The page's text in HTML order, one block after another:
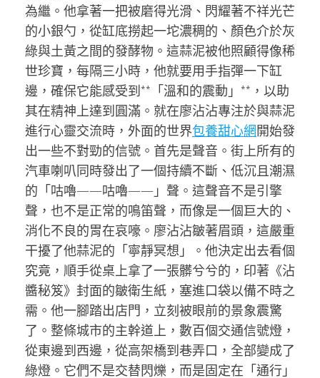
為繼。他拿著一把被磨得光滑、閃耀著不祥光芒
的小銀勺，從缸底撈起一坨濃稠的、顏色介於灰
綠與土黃之間的發酵物。這蒜泥被他照顧得像稀
世珍寶，每隔三小時，他就要用手指彈一下缸
邊，確保它能感受到**「溫和的震動」**，以助
其在精神上達到圓滿。就在廖沾沾專注於與蒜泥
進行心靈交流時，外面的世界包養甜心網開始發
出一些不對勁的信號。首先是聲音。街上所有的
汽車喇叭同時發出了一個持續不斷、低沉且潮濕
的「咕嚕——咕嚕——」聲。這聲音不是引擎
聲，也不是正常的鳴笛聲，而像是一個巨大的、
消化不良的胃在哀嚎。廖沾沾皺著眉頭，這嚴重
干擾了他蒜泥的「寧靜冥想」。他決定出去看個
究竟，順手從桌上拿了一張髒兮兮的，印著《沾
醬秘笈》封面的皺衛生紙，塞進口袋以備不時之
需。他一腳踏出店門，立刻被眼前的景象震驚
了。整條城市的主幹道上，數百個交通信號燈，
從東邊到西邊，從高架橋到巷弄口，全部變成了
綠燈。它們不是交替閃爍，而是固定在「通行」